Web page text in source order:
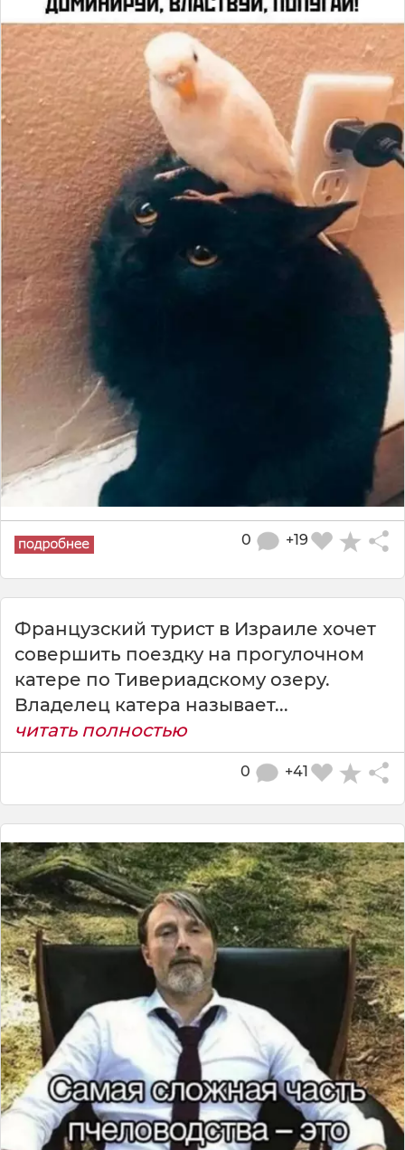
+19
0
Французский турист в Израиле хочет
совершить поездку на прогулочном
катере по Тивериадскому озеру.
Владелец катера называет...
читать полностью
+41
0